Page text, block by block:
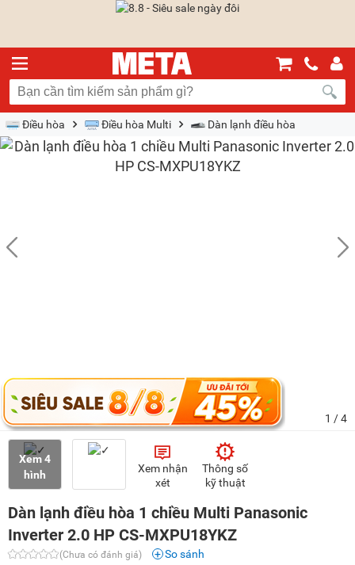
Điều hòa Điều hòa Multi Dàn lạnh điều hòa
1 / 4
Xem 4
hình
Xem nhận
xét
Thông số
kỹ thuật
Dàn lạnh điều hòa 1 chiều Multi Panasonic
Inverter 2.0 HP CS-MXPU18YKZ
(Chưa có đánh giá) So sánh